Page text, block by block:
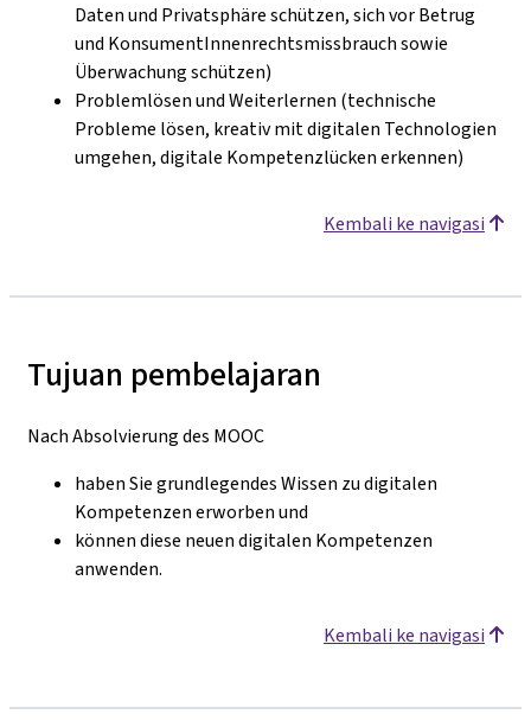
Daten und Privatsphäre schützen, sich vor Betrug
und KonsumentInnenrechtsmissbrauch sowie
Überwachung schützen)
Problemlösen und Weiterlernen (technische
Probleme lösen, kreativ mit digitalen Technologien
umgehen, digitale Kompetenzlücken erkennen)
Kembali ke navigasi
Tujuan pembelajaran
Nach Absolvierung des MOOC
haben Sie grundlegendes Wissen zu digitalen
Kompetenzen erworben und
können diese neuen digitalen Kompetenzen
anwenden.
Kembali ke navigasi